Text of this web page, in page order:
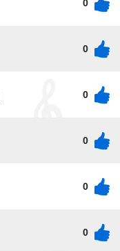
0
0
0
0
0
0